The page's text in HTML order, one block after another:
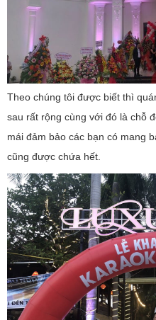
Theo chúng tôi được biết thì
sau rất rộng cùng với đó là chỗ
mái đảm bảo các bạn có mang
cũng được chứa hết.